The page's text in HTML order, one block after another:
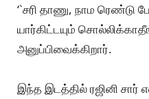
‘`சரி தாணு, நாம ரெண்டு
யார்கிட்டயும்
அனுப்பிவைக்கிறார்.
இந்த இடத்தில் ரஜினி